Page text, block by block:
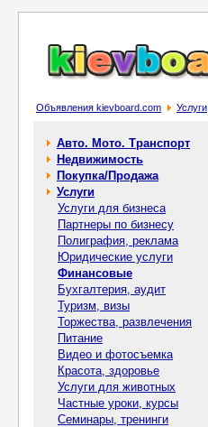
Объявления kievboard.com Услуги
Авто. Мото. Транспорт
Недвижимость
Покупка/Продажа
Услуги
Услуги для бизнеса
Партнеры по бизнесу
Полиграфия, реклама
Юридические услуги
Финансовые
Бухгалтерия, аудит
Туризм, визы
Торжества, развлечения
Питание
Видео и фотосъемка
Красота, здоровье
Услуги для животных
Частные уроки, курсы
Семинары, тренинги